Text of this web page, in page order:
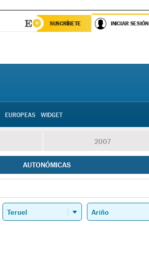
SUSCRÍBETE INICIAR SESIÓN
EUROPEAS WIDGET
2007
AUTONÓMICAS